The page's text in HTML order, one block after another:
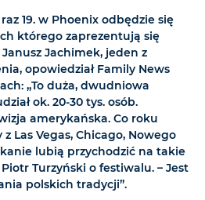
19. w Phoenix odbędzie się
którego zaprezentują się
Jachimek, jeden z
opowiedział Family News
„To duża, dwudniowa
ok. 20-30 tys. osób.
amerykańska. Co roku
Las Vegas, Chicago, Nowego
lubią przychodzić na takie
Turzyński o festiwalu. – Jest
polskich tradycji”.